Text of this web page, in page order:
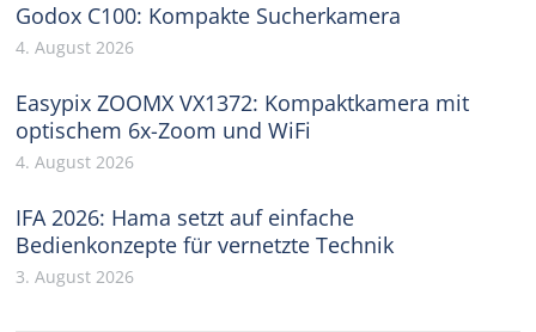
Godox C100: Kompakte Sucherkamera
4. August 2026
Easypix ZOOMX VX1372: Kompaktkamera mit
optischem 6x-Zoom und WiFi
4. August 2026
IFA 2026: Hama setzt auf einfache
Bedienkonzepte für vernetzte Technik
3. August 2026